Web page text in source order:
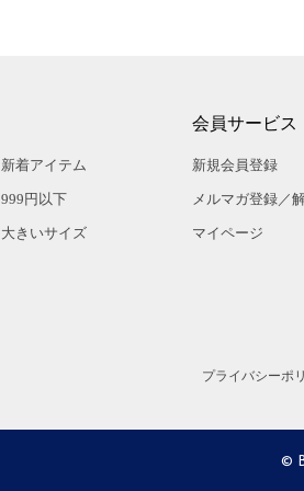
新着アイテム
999円以下
大きいサイズ
会員サービス
新規会員登録
メルマガ登録／
マイページ
プライバシーポ
©